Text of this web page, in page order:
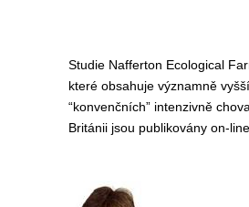
Studie Nafferton Ecological
které obsahuje významně
“konvenčních” intenzivně
Británii jsou publikovány on-